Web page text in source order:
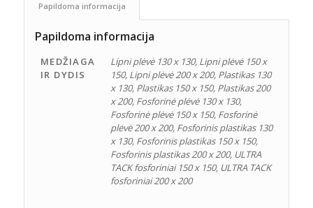
Papildoma informacija
Papildoma informacija
MEDŽIAGA
IR DYDIS
Lipni plėvė 130 x 130, Lipni plėvė 150 x
150, Lipni plėvė 200 x 200, Plastikas 130
x 130, Plastikas 150 x 150, Plastikas 200
x 200, Fosforinė plėvė 130 x 130,
Fosforinė plėvė 150 x 150, Fosforinė
plėvė 200 x 200, Fosforinis plastikas 130
x 130, Fosforinis plastikas 150 x 150,
Fosforinis plastikas 200 x 200, ULTRA
TACK fosforiniai 150 x 150, ULTRA TACK
fosforiniai 200 x 200